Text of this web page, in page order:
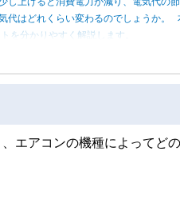
代はどれくらい変わるのでしょうか
を分かりやすく解説します。
エアコンの機種によってど